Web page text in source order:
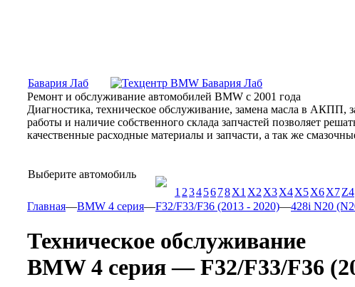
Бавария Лаб
Ремонт и обслуживание автомобилей BMW с 2001 года
Диагностика, техническое обслуживание, замена масла в АКПП,
работы и наличие собственного склада запчастей позволяет
качественные расходные материалы и запчасти, а так же
Выберите автомобиль
1 2345678X1 X2 X3X4X5X6X7Z4
Главная—BMW 4 серия—F32/F33/F36 (2013 - 2020)—428i N20
Техническое обслуживание
BMW 4 серия — F32/F33/F36